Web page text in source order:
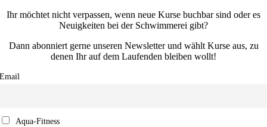
Ihr möchtet nicht verpassen, wenn neue Kurse buchbar sind oder es
Neuigkeiten bei der Schwimmerei gibt?
Dann abonniert gerne unseren Newsletter und wählt Kurse aus, zu
denen Ihr auf dem Laufenden bleiben wollt!
Email
Aqua-Fitness